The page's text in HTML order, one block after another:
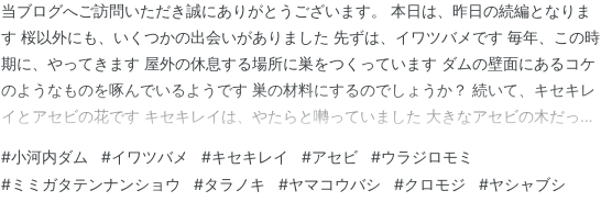
当ブログへご訪問いただき誠にありがとうございます。 本日は、昨日の続編となりま
す 桜以外にも、いくつかの出会いがありました 先ずは、イワツバメです 毎年、この時
期に、やってきます 屋外の休息する場所に巣をつくっています ダムの壁面にあるコケ
のようなものを啄んでいるようです 巣の材料にするのでしょうか？ 続いて、キセキレ
イとアセビの花です キセキレイは、やたらと囀っていました 大きなアセビの木だった
ョウです ウラジロモミの新芽は、これから葉になるようです ミミガタテンナンショウ
は、マムシグサに似ていますね さらに、タラ…
#小河内ダム #イワツバメ #キセキレイ #アセビ #ウラジロモミ
#ミミガタテンナンショウ #タラノキ #ヤマコウバシ #クロモジ #ヤシャブシ